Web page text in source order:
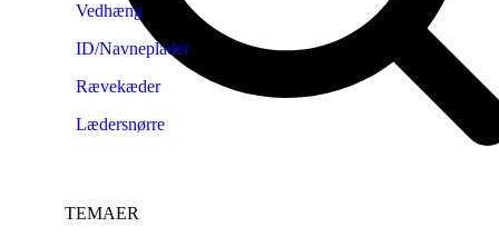
Vedhæng
ID/Navneplader
Rævekæder
Lædersnørre
TEMAER